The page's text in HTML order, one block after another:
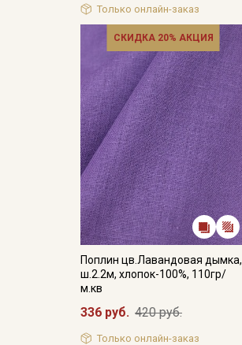
Только онлайн-заказ
СКИДКА 20% АКЦИЯ
Поплин цв.Лавандовая дымка,
ш.2.2м, хлопок-100%, 110гр/
м.кв
336 руб. 420 руб.
Только онлайн-заказ